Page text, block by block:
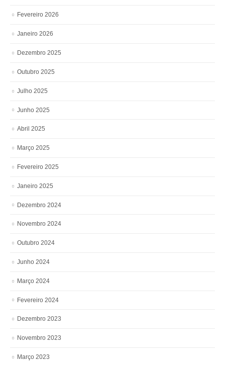
Fevereiro 2026
Janeiro 2026
Dezembro 2025
Outubro 2025
Julho 2025
Junho 2025
Abril 2025
Março 2025
Fevereiro 2025
Janeiro 2025
Dezembro 2024
Novembro 2024
Outubro 2024
Junho 2024
Março 2024
Fevereiro 2024
Dezembro 2023
Novembro 2023
Março 2023